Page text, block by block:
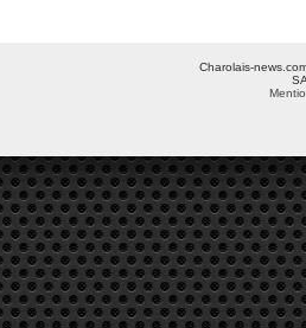
Charolais-